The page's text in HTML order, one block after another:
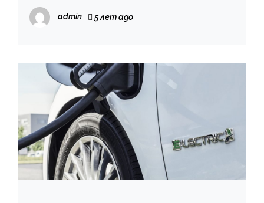
Wolfsburg Edition
admin 5 лет ago